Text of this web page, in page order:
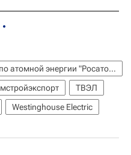
Государственная корпорация по атомной энергии "Росатом"
ТВЭЛ
Westinghouse Electric